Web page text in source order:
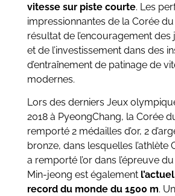
vitesse sur piste courte. Les
impressionnantes de la Corée
résultat de l’encouragement des
et de l’investissement dans des
d’entraînement de patinage de
modernes.
Lors des derniers Jeux
2018 à PyeongChang, la Corée
remporté 2 médailles d’or, 2
bronze, dans lesquelles l’athlète
a remporté l’or dans l’épreuve
Min-jeong est également
record du monde du 1500 m.